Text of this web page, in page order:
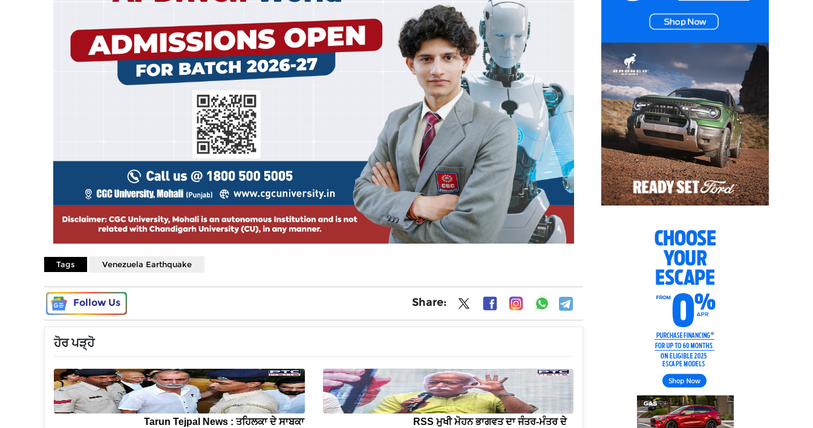
Tags Venezuela Earthquake
Follow Us Share:
ਹੋਰ ਪੜ੍ਹੋ
Tarun Tejpal News : ਤਹਿਲਕਾ ਦੇ ਸਾਬਕਾ
RSS ਮੁਖੀ ਮੋਹਨ ਭਾਗਵਤ ਦਾ ਜੰਤਰ-ਮੰਤਰ ਦੇ